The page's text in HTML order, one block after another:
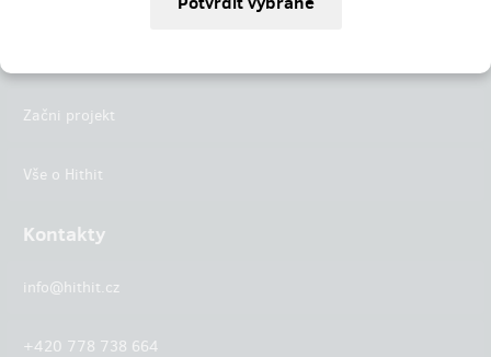
Začni projekt
Vše o Hithit
Kontakty
info@hithit.cz
+420 778 738 664